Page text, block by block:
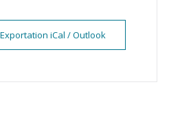
iCal / Outlook